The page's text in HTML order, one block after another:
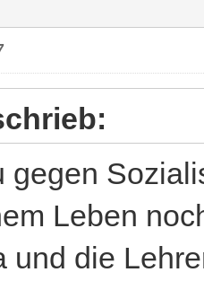
gegen
Leben
und die